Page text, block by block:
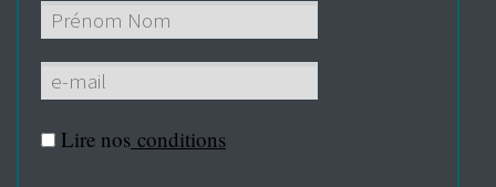
Lire nos conditions